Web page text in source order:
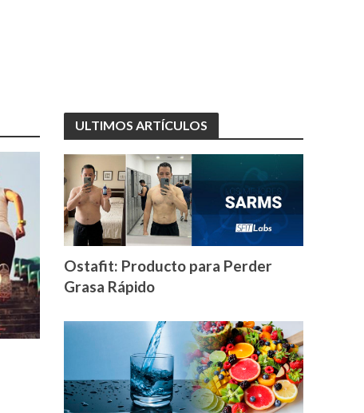
ULTIMOS ARTÍCULOS
Ostafit: Producto para Perder
Grasa Rápido